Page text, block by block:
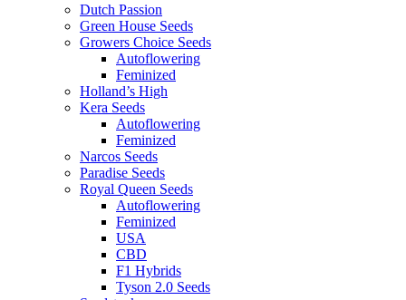
Dutch Passion
Green House Seeds
Growers Choice Seeds
Autoflowering
Feminized
Holland’s High
Kera Seeds
Autoflowering
Feminized
Narcos Seeds
Paradise Seeds
Royal Queen Seeds
Autoflowering
Feminized
USA
CBD
F1 Hybrids
Tyson 2.0 Seeds